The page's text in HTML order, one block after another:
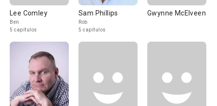
Lee Comley
Ben
5 capítulos
Sam Phillips
Rob
5 capítulos
Gwynne McElveen